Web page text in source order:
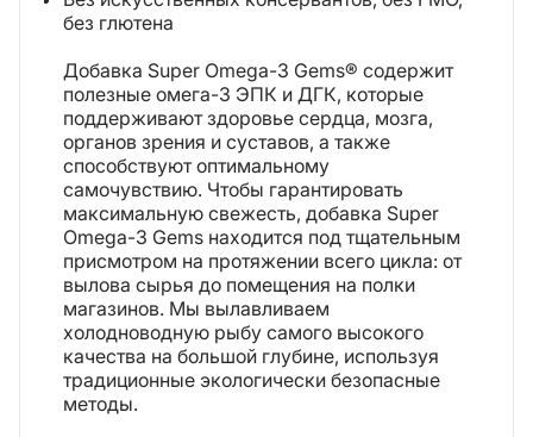
без глютена
Добавка Super Omega-3 Gems® содержит
полезные омега-3 ЭПК и ДГК, которые
поддерживают здоровье сердца, мозга,
органов зрения и суставов, а также
способствуют оптимальному
самочувствию. Чтобы гарантировать
максимальную свежесть, добавка Super
Omega-3 Gems находится под тщательным
присмотром на протяжении всего цикла: от
вылова сырья до помещения на полки
магазинов. Мы вылавливаем
холодноводную рыбу самого высокого
качества на большой глубине, используя
традиционные экологически безопасные
методы.